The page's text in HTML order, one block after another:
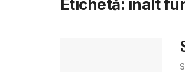
Etichetă:înalt